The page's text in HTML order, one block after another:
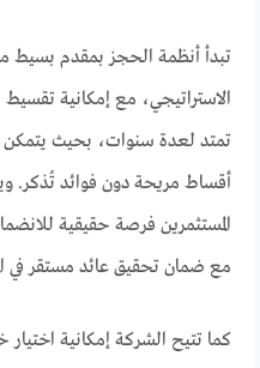
تبدأ أنظمة الحجز بمقدم بسيط
الاستراتيجي، مع إمكانية تقسيط
تمتد لعدة سنوات، بحيث يتمكن
أقساط مريحة دون فوائد تُذكر.
المستثمرين فرصة حقيقية
مع ضمان تحقيق عائد مستقر في
كما تتيح الشركة إمكانية اختيار